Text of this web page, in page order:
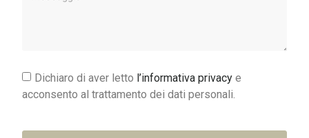
Dichiaro di aver letto l’informativa privacye
acconsento al trattamento dei dati personali.